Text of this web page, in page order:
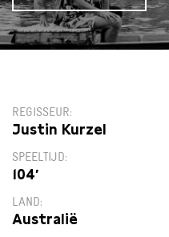
REGISSEUR
Justin Kurzel
SPEELTIJD
104′
LAND
Australië